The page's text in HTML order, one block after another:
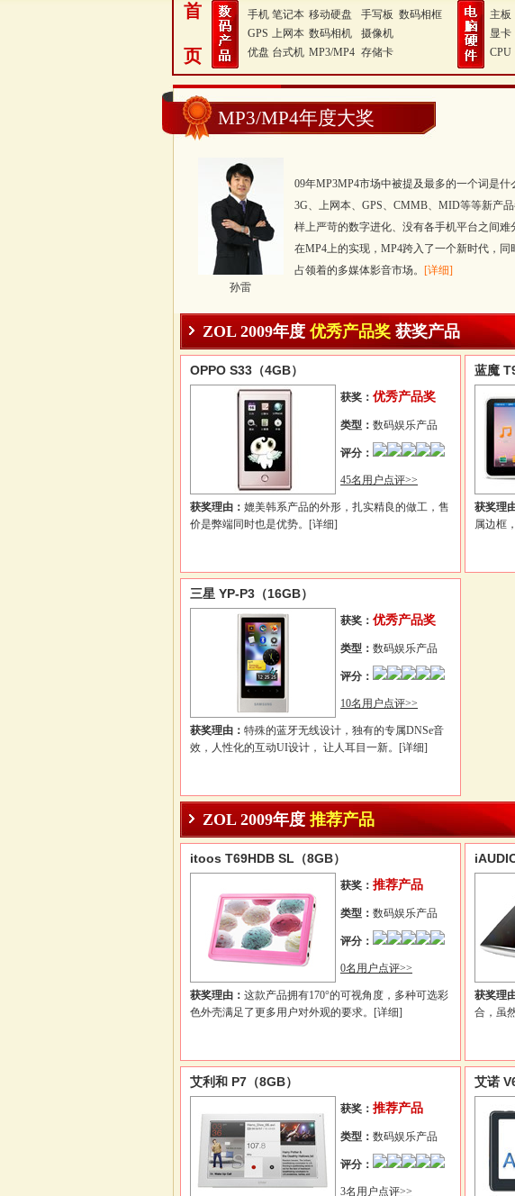
首
页
手机 笔记本 移动硬盘 手写板 数码相框
GPS 上网本 数码相机
摄像机
优盘 台式机 MP3/MP4 存储卡
主板
显卡
CPU
MP3/MP4年度大奖
09年MP3MP4市场中被提及最多的一个词是
3G、上网本、GPS、CMMB、MID等等新产
样上严苛的数字进化、没有各手机平台之间
在MP4上的实现，MP4跨入了一个新时代，
占领着的多媒体影音市场。
[详细]
孙雷
ZOL 2009年度 优秀产品奖 获奖产品
OPPO S33（4GB）
获奖： 优秀产品奖
类型： 数码娱乐产品
评分：
45名用户点评>>
获奖理由： 媲美韩系产品的外形，扎实精良的做工，售
价是弊端同时也是优势。 [详细]
蓝魔
获奖理
属边框
三星 YP-P3（16GB）
获奖： 优秀产品奖
类型： 数码娱乐产品
评分：
10名用户点评>>
获奖理由： 特殊的蓝牙无线设计，独有的专属DNSe音
效，人性化的互动UI设计， 让人耳目一新。 [详细]
ZOL 2009年度 推荐产品
itoos T69HDB SL（8GB）
获奖： 推荐产品
类型： 数码娱乐产品
评分：
0名用户点评>>
获奖理由： 这款产品拥有170°的可视角度，多种可选彩
色外壳满足了更多用户对外观的要求。 [详细]
获奖理
合，虽
艾利和 P7（8GB）
获奖： 推荐产品
类型： 数码娱乐产品
评分：
3名用户点评>>
艾诺